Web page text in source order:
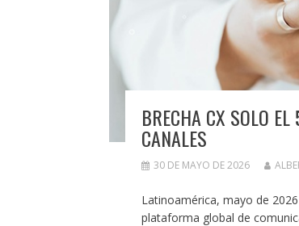
BRECHA CX SOLO
CANALES
30 DE MAYO DE 2026
Latinoamérica, mayo de
plataforma global de